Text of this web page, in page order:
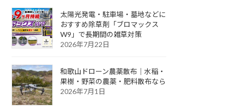
太陽光発電・駐車場・墓地などに
おすすめ除草剤「ブロマックス
W9」で長期間の雑草対策
2026年7月22日
和歌山ドローン農薬散布｜水稲・
果樹・野菜の農薬・肥料散布なら
2026年7月1日